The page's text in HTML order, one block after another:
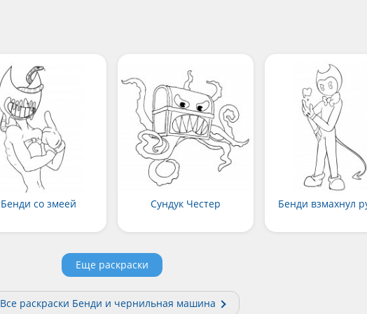
Бенди со змеей Сундук Честер Бенди взмахнул
Еще раскраски
Все раскраски Бенди и чернильная машина